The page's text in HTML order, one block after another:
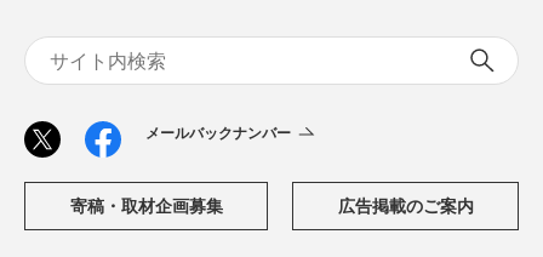
メールバックナンバー
寄稿・取材企画募集 広告掲載のご案内